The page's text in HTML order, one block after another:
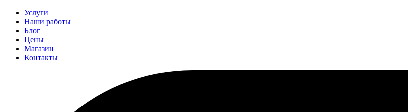
Услуги
Наши работы
Блог
Цены
Магазин
Контакты